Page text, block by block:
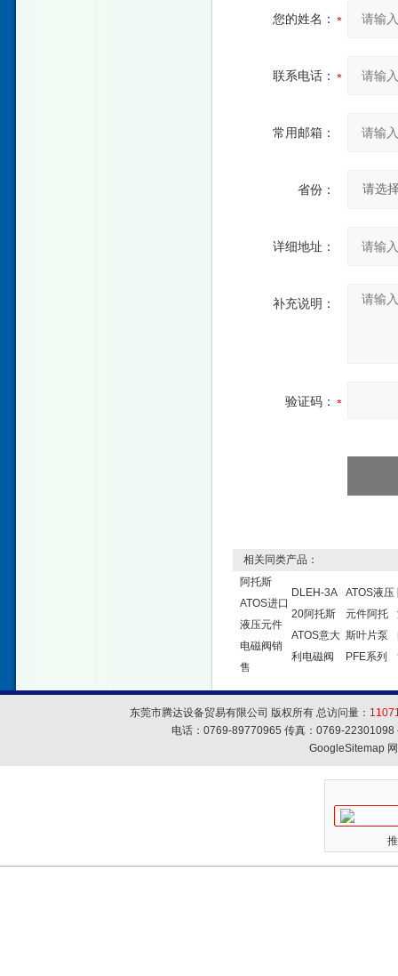
您的姓名：
联系电话：
常用邮箱：
省份：
详细地址：
补充说明：
验证码：
相关同类产品：
阿托斯
ATOS进口
液压元件
电磁阀销
售
DLEH-3A
20阿托斯
ATOS意大
利电磁阀
ATOS液压
元件阿托
斯叶片泵
PFE系列
东莞市腾达设备贸易有限公司 版权所有 总访问量：
电话：0769-89770965 传真：0769-
GoogleSitemap网